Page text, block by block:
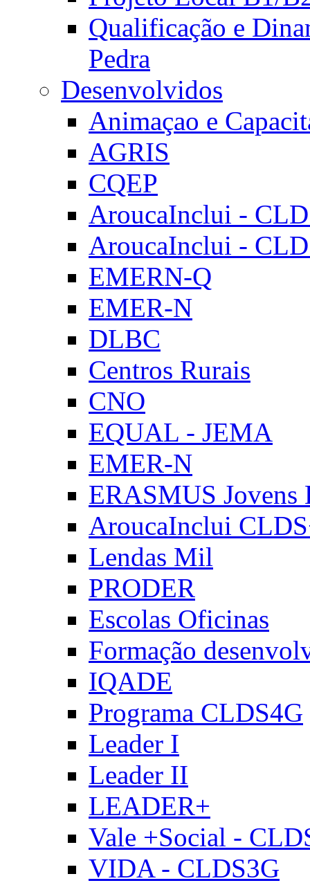
Qualificação e
Pedra
Desenvolvidos
Animaçao e
AGRIS
CQEP
AroucaInclui -
AroucaInclui -
EMERN-Q
EMER-N
DLBC
Centros Rurais
CNO
EQUAL - JEMA
EMER-N
ERASMUS Jovens
AroucaInclui
Lendas Mil
PRODER
Escolas Oficinas
Formação
IQADE
Programa CLDS4G
Leader I
Leader II
LEADER+
Vale +Social -
VIDA - CLDS3G